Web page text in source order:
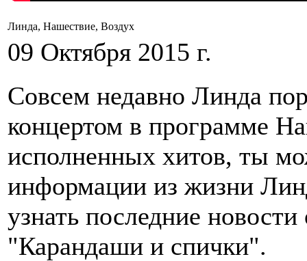
Линда, Нашествие, Воздух
09 Октября 2015 г.
Совсем недавно Линда
концертом в программе
исполненных хитов, ты
информации из жизни
узнать последние
"Карандаши и спички".